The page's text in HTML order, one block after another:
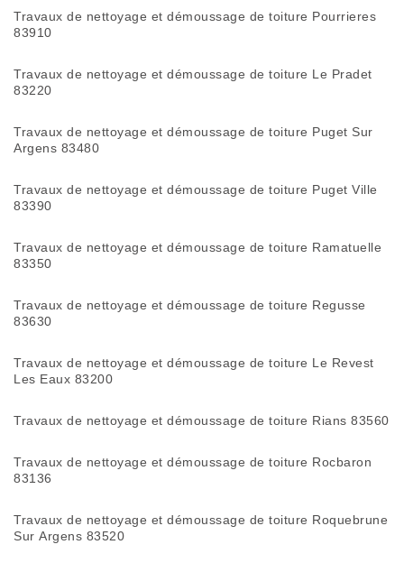
Travaux de nettoyage et démoussage de toiture Pourrieres
83910
Travaux de nettoyage et démoussage de toiture Le Pradet
83220
Travaux de nettoyage et démoussage de toiture Puget Sur
Argens 83480
Travaux de nettoyage et démoussage de toiture Puget Ville
83390
Travaux de nettoyage et démoussage de toiture Ramatuelle
83350
Travaux de nettoyage et démoussage de toiture Regusse
83630
Travaux de nettoyage et démoussage de toiture Le Revest
Les Eaux 83200
Travaux de nettoyage et démoussage de toiture Rians 83560
Travaux de nettoyage et démoussage de toiture Rocbaron
83136
Travaux de nettoyage et démoussage de toiture Roquebrune
Sur Argens 83520